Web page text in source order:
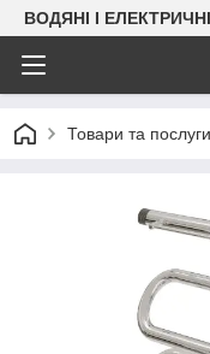
ВОДЯНІ І
Товари та послуги